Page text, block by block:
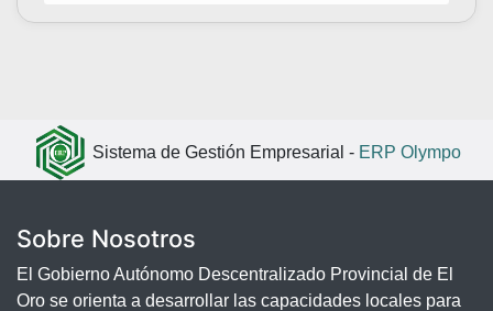
Sistema de Gestión Empresarial - ERP Olympo
Sobre Nosotros
El Gobierno Autónomo Descentralizado Provincial de El
Oro se orienta a desarrollar las capacidades locales para